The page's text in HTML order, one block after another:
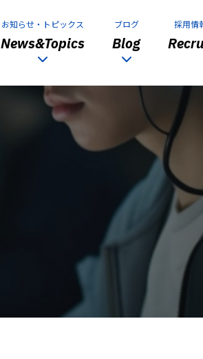
お知らせ・トピックス
News&Topics
ブログ
Blog
採用情